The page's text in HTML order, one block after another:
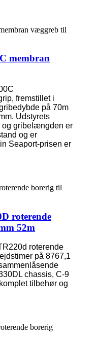
membran
fremstillet i
på 70m
Udstyrets
og gribelængden er
og er
Seaport-prisen er
roterende
52m
roterende
på 8767,1
chassis, C-9
tilbehør og